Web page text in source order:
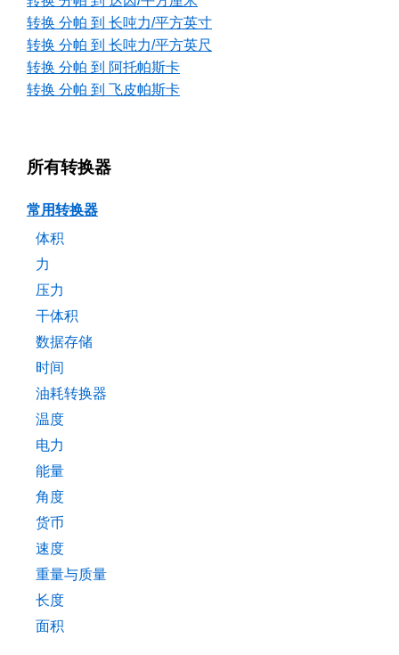
转换 分帕 到 长吨力/平方英寸
转换 分帕 到 长吨力/平方英尺
转换 分帕 到 阿托帕斯卡
转换 分帕 到 飞皮帕斯卡
所有转换器
常用转换器
体积
力
压力
干体积
数据存储
时间
油耗转换器
温度
电力
能量
角度
货币
速度
重量与质量
长度
面积